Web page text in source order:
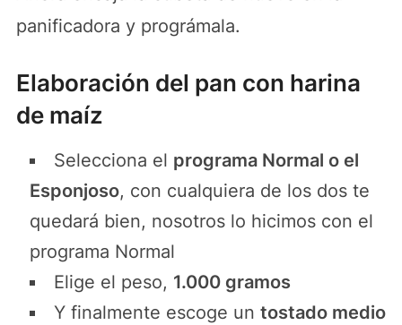
panificadora y prográmala.
Elaboración del pan con harina
de maíz
Selecciona el programa Normal o el
Esponjoso, con cualquiera de los dos te
quedará bien, nosotros lo hicimos con el
programa Normal
Elige el peso, 1.000 gramos
Y finalmente escoge un tostado medio